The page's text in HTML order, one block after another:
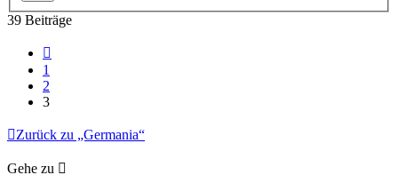
39 Beiträge
1
2
3
Zurück zu „Germania“
Gehe zu